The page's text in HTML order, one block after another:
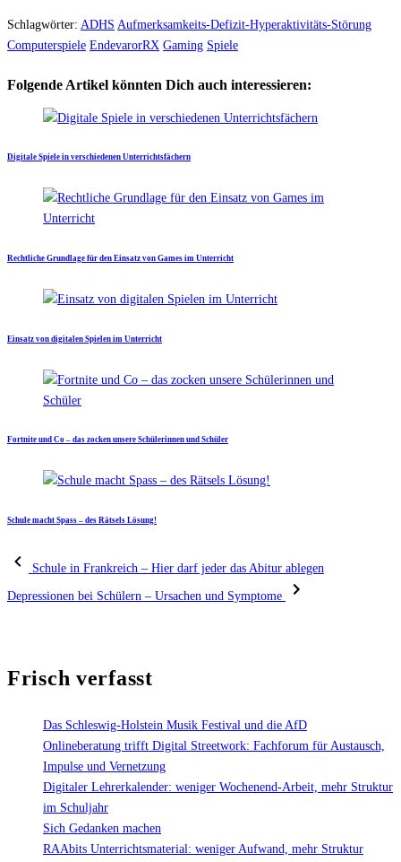
Schlagwörter: ADHS Aufmerksamkeits-Defizit-Hyperaktivitäts-Störung
Computerspiele EndevarorRX Gaming Spiele
Folgende Artikel könnten Dich auch interessieren:
Digitale Spiele in verschiedenen Unterrichtsfächern
Rechtliche Grundlage für den Einsatz von Games im Unterricht
Einsatz von digitalen Spielen im Unterricht
Fortnite und Co – das zocken unsere Schülerinnen und Schüler
Schule macht Spass – des Rätsels Lösung!
Schule in Frankreich – Hier darf jeder das Abitur ablegen
Depressionen bei Schülern – Ursachen und Symptome
Frisch verfasst
Das Schleswig-Holstein Musik Festival und die AfD
Onlineberatung trifft Digital Streetwork: Fachforum für Austausch,
Impulse und Vernetzung
Digitaler Lehrerkalender: weniger Wochenend-Arbeit, mehr Struktur
im Schuljahr
Sich Gedanken machen
RAAbits Unterrichtsmaterial: weniger Aufwand, mehr Struktur